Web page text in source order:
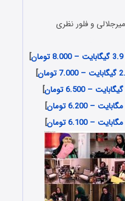
و فلور نظری
]
]
]
]
]